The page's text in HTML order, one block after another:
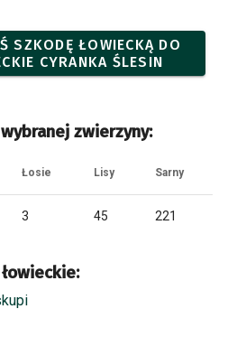
SZKODĘ ŁOWIECKĄ DO
CYRANKA ŚLESIN
zwierzyny:
Łosie Lisy Sarny
3 45 221